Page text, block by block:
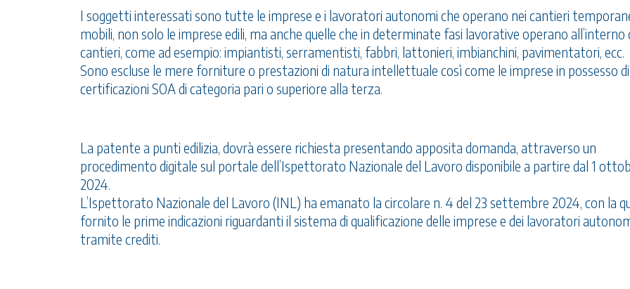
I soggetti interessati sono tutte le imprese e i lavoratori autonomi che operano nei cantieri
mobili, non solo le imprese edili, ma anche quelle che in determinate fasi lavorative operano all’interno
cantieri, come ad esempio: impiantisti, serramentisti, fabbri, lattonieri, imbianchini, pavimentatori, ecc.
Sono escluse le mere forniture o prestazioni di natura intellettuale così come le imprese in possesso di
certificazioni SOA di categoria pari o superiore alla terza.
La patente a punti edilizia, dovrà essere richiesta presentando apposita domanda, attraverso un
procedimento digitale sul portale dell’Ispettorato Nazionale del Lavoro disponibile a partire dal 1
2024.
L’Ispettorato Nazionale del Lavoro (INL) ha emanato la circolare n. 4 del 23 settembre 2024, con la
fornito le prime indicazioni riguardanti il sistema di qualificazione delle imprese e dei lavoratori
tramite crediti.